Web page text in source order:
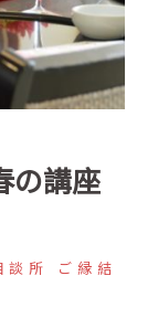
の講座
談所 ご縁結